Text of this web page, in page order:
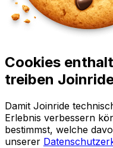
Cookies
treiben
Damit Joinride
Erlebnis verbessern
bestimmst, welche
unserer